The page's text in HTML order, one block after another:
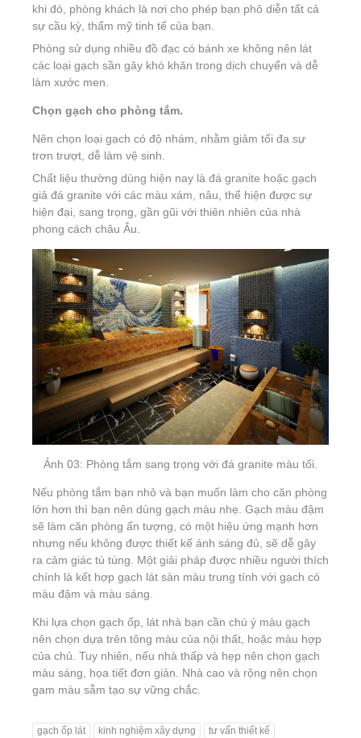
khi đó, phòng khách là nơi cho phép bạn phô diễn tất cả
sự cầu kỳ, thẩm mỹ tinh tế của bạn.
Phòng sử dụng nhiều đồ đạc có bánh xe không nên lát
các loại gạch sần gây khó khăn trong dịch chuyển và dễ
làm xước men.
Chọn gạch cho phòng tắm.
Nên chọn loại gạch có độ nhám, nhằm giảm tối đa sự
trơn trượt, dễ làm vệ sinh.
Chất liệu thường dùng hiện nay là đá granite hoặc gạch
giả đá granite với các màu xám, nâu, thể hiện được sự
hiện đại, sang trọng, gần gũi với thiên nhiên của nhà
phong cách châu Âu.
Ảnh 03: Phòng tắm sang trọng với đá granite màu tối.
Nếu phòng tắm bạn nhỏ và bạn muốn làm cho căn phòng
lớn hơn thì bạn nên dùng gạch màu nhẹ. Gạch màu đậm
sẽ làm căn phòng ấn tượng, có một hiệu ứng mạnh hơn
nhưng nếu không được thiết kế ánh sáng đủ, sẽ dễ gây
ra cảm giác tù túng. Một giải pháp được nhiều người thích
chính là kết hợp gạch lát sàn màu trung tính với gạch có
màu đậm và màu sáng.
Khi lựa chọn gạch ốp, lát nhà bạn cần chú ý màu gạch
nên chọn dựa trên tông màu của nội thất, hoặc màu hợp
của chủ. Tuy nhiên, nếu nhà thấp và hẹp nên chọn gạch
màu sáng, họa tiết đơn giản. Nhà cao và rộng nên chọn
gam màu sẫm tạo sự vững chắc.
gạch ốp lát kinh nghiệm xây dựng tư vấn thiết kế